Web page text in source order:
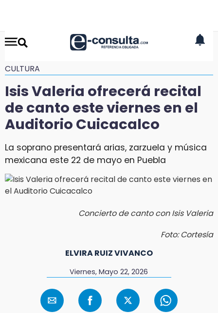
CULTURA
Isis Valeria ofrecerá recital
de canto este viernes en el
Auditorio Cuicacalco
La soprano presentará arias, zarzuela y música
mexicana este 22 de mayo en Puebla
Concierto de canto con Isis Valeria
Foto: Cortesía
ELVIRA RUIZ VIVANCO
Viernes, Mayo 22, 2026